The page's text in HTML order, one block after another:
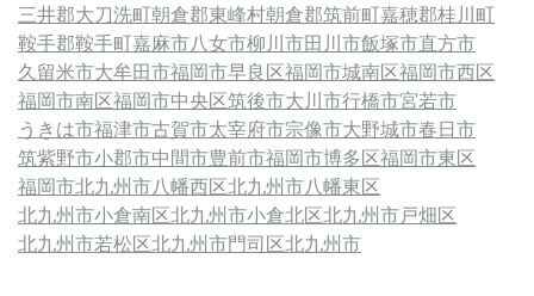
三井郡大刀洗町朝倉郡東峰村朝倉郡筑前町嘉穂郡桂川町
鞍手郡鞍手町嘉麻市八女市柳川市田川市飯塚市直方市
久留米市大牟田市福岡市早良区福岡市城南区福岡市西区
福岡市南区福岡市中央区筑後市大川市行橋市宮若市
うきは市福津市古賀市太宰府市宗像市大野城市春日市
筑紫野市小郡市中間市豊前市福岡市博多区福岡市東区
福岡市北九州市八幡西区北九州市八幡東区
北九州市小倉南区北九州市小倉北区北九州市戸畑区
北九州市若松区北九州市門司区北九州市